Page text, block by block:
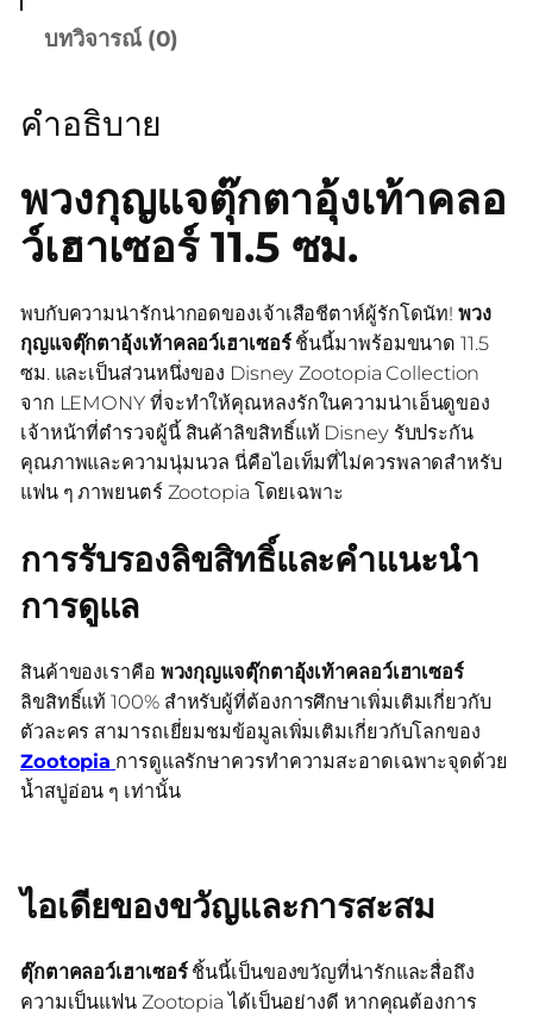
บทวิจารณ์ (0)
คำอธิบาย
พวงกุญแจตุ๊กตาอุ้งเท้าคลอ
ว์เฮาเซอร์ 11.5 ซม.
พบกับความน่ารักน่ากอดของเจ้าเสือชีตาห์ผู้รักโดนัท!พวง
กุญแจตุ๊กตาอุ้งเท้าคลอว์เฮาเซอร์ชิ้นนี้มาพร้อมขนาด 11.5
ซม. และเป็นส่วนหนึ่งของ Disney Zootopia Collection
จาก LEMONY ที่จะทำให้คุณหลงรักในความน่าเอ็นดูของ
เจ้าหน้าที่ตำรวจผู้นี้ สินค้าลิขสิทธิ์แท้ Disney รับประกัน
คุณภาพและความนุ่มนวล นี่คือไอเท็มที่ไม่ควรพลาดสำหรับ
แฟน ๆ ภาพยนตร์ Zootopia โดยเฉพาะ
การรับรองลิขสิทธิ์และคำแนะนำ
การดูแล
สินค้าของเราคือ พวงกุญแจตุ๊กตาอุ้งเท้าคลอว์เฮาเซอร์
ลิขสิทธิ์แท้ 100% สำหรับผู้ที่ต้องการศึกษาเพิ่มเติมเกี่ยวกับ
ตัวละคร สามารถเยี่ยมชมข้อมูลเพิ่มเติมเกี่ยวกับโลกของ
Zootopia การดูแลรักษาควรทำความสะอาดเฉพาะจุดด้วย
น้ำสบู่อ่อน ๆ เท่านั้น
ไอเดียของขวัญและการสะสม
ตุ๊กตาคลอว์เฮาเซอร์ชิ้นนี้เป็นของขวัญที่น่ารักและสื่อถึง
ความเป็นแฟน Zootopia ได้เป็นอย่างดี หากคุณต้องการ